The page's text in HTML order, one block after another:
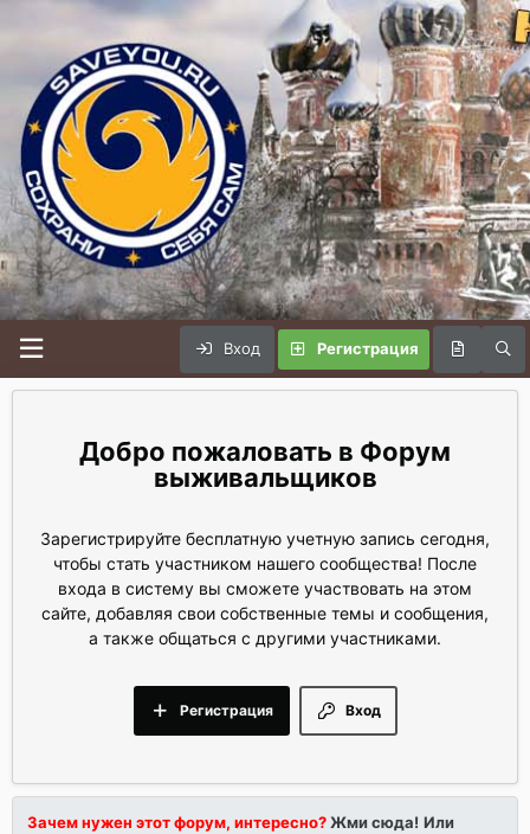
Вход Регистрация
Форум
выживальщиков
Зарегистрируйте бесплатную учетную запись сегодня,
чтобы стать участником нашего сообщества! После
входа в систему вы сможете участвовать на этом
сайте, добавляя свои собственные темы и сообщения,
а также общаться с другими участниками.
Вход
Регистрация
Зачем нужен этот форум, интересно?Жми сюда! Или